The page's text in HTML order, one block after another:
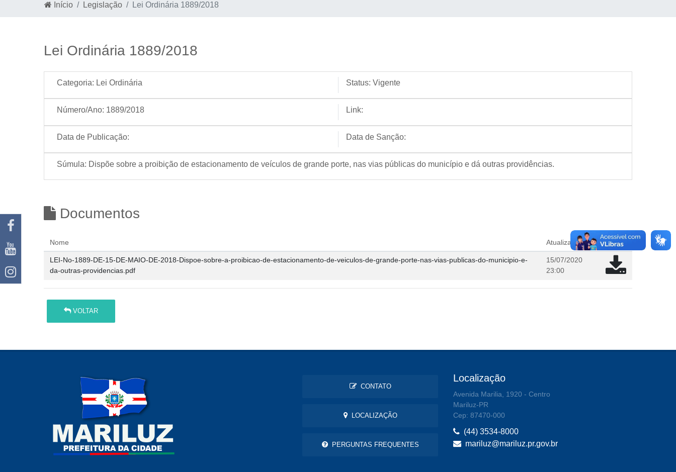
Início Legislação Lei Ordinária 1889/2018
Lei Ordinária 1889/2018
Categoria: Lei Ordinária Status: Vigente
Número/Ano: 1889/2018 Link:
Data de Publicação: Data de Sanção:
Súmula: Dispõe sobre a proibição de estacionamento de veículos de grande porte, nas vias públicas do município e dá outras providências.
Documentos
Nome Atualizado em
LEI-No-1889-DE-15-DE-MAIO-DE-2018-Dispoe-sobre-a-proibicao-de-estacionamento-de-veiculos-de-grande-porte-nas-vias-publicas-do-municipio-e-
da-outras-providencias.pdf
15/07/2020
23:00
VOLTAR
CONTATO
LOCALIZAÇÃO
PERGUNTAS FREQUENTES
Localização
Avenida Marilia, 1920 - Centro
Mariluz-PR
Cep: 87470-000
(44) 3534-8000
mariluz@mariluz.pr.gov.br